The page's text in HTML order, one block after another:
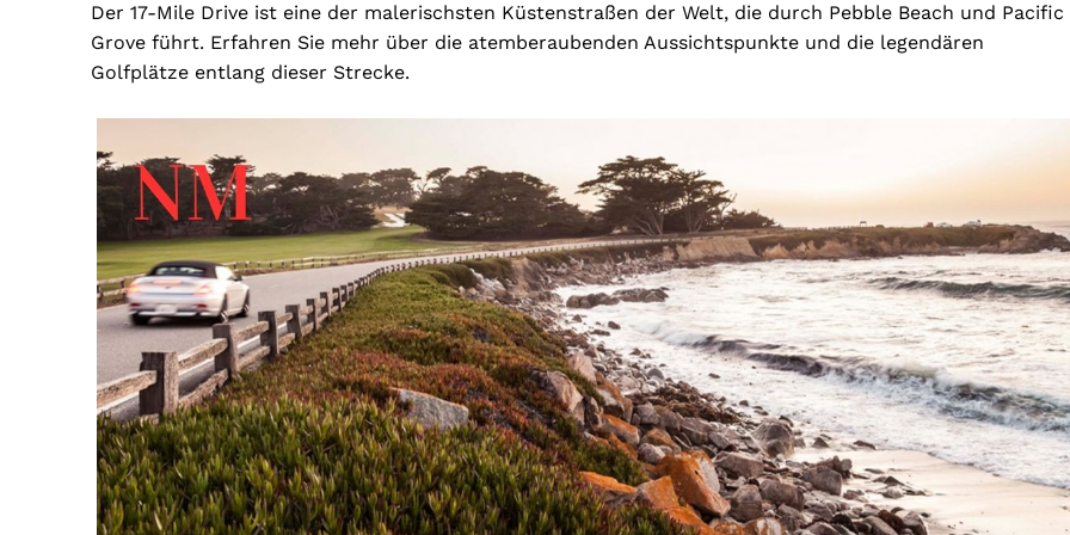
Der 17-Mile Drive ist eine der malerischsten Küstenstraßen der Welt, die durch Pebble Beach und Pacific
Grove führt. Erfahren Sie mehr über die atemberaubenden Aussichtspunkte und die legendären
Golfplätze entlang dieser Strecke.